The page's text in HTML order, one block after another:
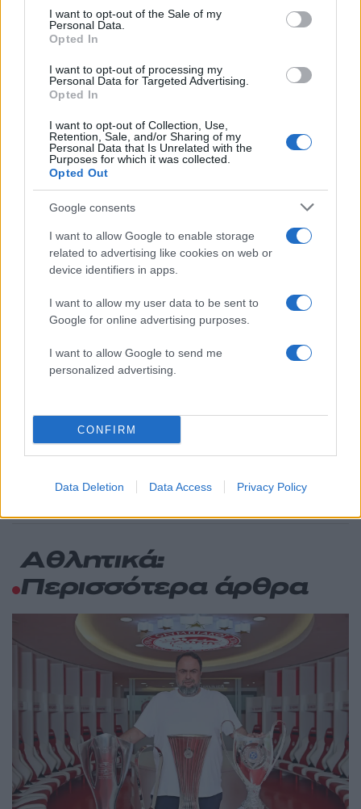
consent section.
I want to opt-out of the Sale of my
Personal Data.
Opted In
I want to opt-out of processing my
Personal Data for Targeted Advertising.
Opted In
I want to opt-out of Collection, Use,
Retention, Sale, and/or Sharing of my
Personal Data that Is Unrelated with the
Purposes for which it was collected.
Opted Out
Google consents
I want to allow Google to enable storage
related to advertising like cookies on web or
device identifiers in apps.
I want to allow my user data to be sent to
Google for online advertising purposes.
I want to allow Google to send me
personalized advertising.
CONFIRM
Data Deletion Data Access Privacy Policy
πάρουν την ευχή για τον γιο τους
Ηφαίστειο Σαντορίνης: Ένας 15χρονος που
δεν πρόλαβε να ξεφύγει από το τσουνάμι
μπορεί να αλλάξει τη χρονολογία της
προϊστορικής έκρηξης
Πιο σχολιασμένα
Βγήκαν ξανά τα μαχαίρια στην Ελπίδα
για τη Δημοκρατία: «Καρυστιανού,
Γρατσία και Γαλανός μετέτρεψαν το
κίνημα σε φοβικό αρχηγικό κόμμα»
Απίστευτο κι όμως αληθινό -
Aναστέλλονται τα τακτικά ραντεβού του
αγγειοχειρουργού του νοσοκομείου
Χανίων επειδή κλάπηκε το μηχανάκι του
Στην Κρήτη ο Κυριάκος Μητσοτάκης,
συνεχίζει τις ολιγοήμερες διακοπές του –
Πού βρέθηκε το Σάββατο
Το οικονομικό πρόγραμμα της ΕΛΑΣ που
ΕΛΑΣ: Ο Αλέξης Δέδες ο πρώτος
υποψήφιος βουλευτής του κόμματος –
Από τα διοικητικά της ΑΕΚ στην πολιτική
Αθλητικά:
Περισσότερα άρθρα